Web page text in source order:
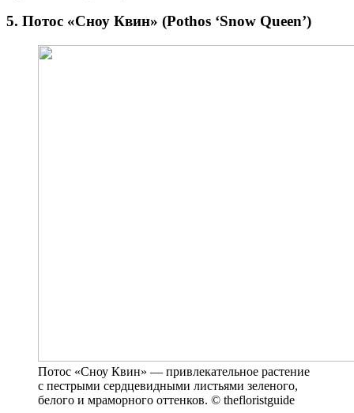
5. Потос «Сноу Квин» (Pothos ‘Snow Queen’)
Потос «Сноу Квин» — привлекательное растение
с пестрыми сердцевидными листьями зеленого,
белого и мраморного оттенков. © thefloristguide